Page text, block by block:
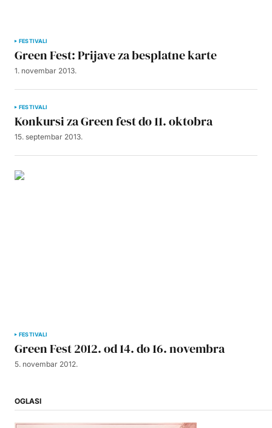
FESTIVALI
Green Fest: Prijave za besplatne karte
1. novembar 2013.
FESTIVALI
Konkursi za Green fest do 11. oktobra
15. septembar 2013.
FESTIVALI
Green Fest 2012. od 14. do 16. novembra
5. novembar 2012.
OGLASI